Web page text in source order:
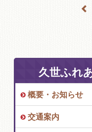
久世ふれ
概要・お知らせ
交通案内